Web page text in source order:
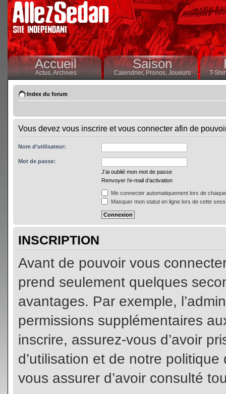
Accueil
Actus,Archives
Saison
Calendrier,Pronos, Joueurs T-
Index du forum
Vous devez vous inscrire et vous connecter afin de
Nom d’utilisateur:
Mot de passe:
J’ai oublié mon mot de passe
Renvoyer l’e-mail d’activation
Me connecter automatiquement lors de
Masquer mon statut en ligne lors de cette
INSCRIPTION
Avant de pouvoir vous
prend seulement quelques
avantages. Par exemple,
permissions supplémentaires
inscrire, assurez-vous d’avoir
d’utilisation et de notre
vous assurer d’avoir consulté